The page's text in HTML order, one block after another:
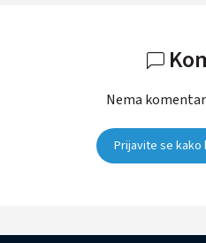
Nema
Prijavite se kako